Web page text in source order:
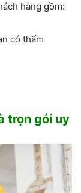
hàng gồm:
có thẩm
trọn gói uy